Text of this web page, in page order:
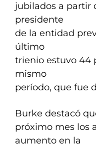
jubilados a partir
presidente
de la entidad
último
trienio estuvo 44
mismo
período, que fue
Burke destacó
próximo mes los
aumento en la